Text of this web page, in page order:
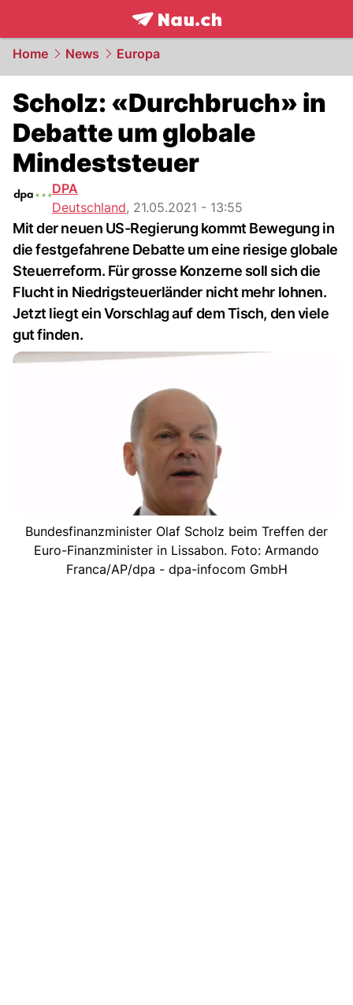
frontpage.NAU.ch
Home News Europa
Scholz: «Durchbruch» in
Debatte um globale
Mindeststeuer
DPA
Deutschland, 21.05.2021 - 13:55
Mit der neuen US-Regierung kommt Bewegung in
die festgefahrene Debatte um eine riesige globale
Steuerreform. Für grosse Konzerne soll sich die
Flucht in Niedrigsteuerländer nicht mehr lohnen.
Jetzt liegt ein Vorschlag auf dem Tisch, den viele
gut finden.
Bundesfinanzminister Olaf Scholz beim Treffen der
Euro-Finanzminister in Lissabon. Foto: Armando
Franca/AP/dpa - dpa-infocom GmbH